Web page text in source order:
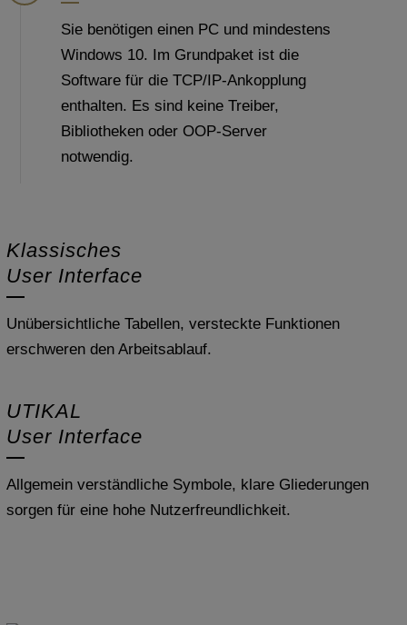
Sie benötigen einen PC und mindestens
Windows 10. Im Grundpaket ist die
Software für die TCP/IP-Ankopplung
enthalten. Es sind keine Treiber,
Bibliotheken oder OOP-Server
notwendig.
Klassisches
User Interface
Unübersichtliche Tabellen, versteckte Funktionen
erschweren den Arbeitsablauf.
UTIKAL
User Interface
Allgemein verständliche Symbole, klare Gliederungen
sorgen für eine hohe Nutzerfreundlichkeit.